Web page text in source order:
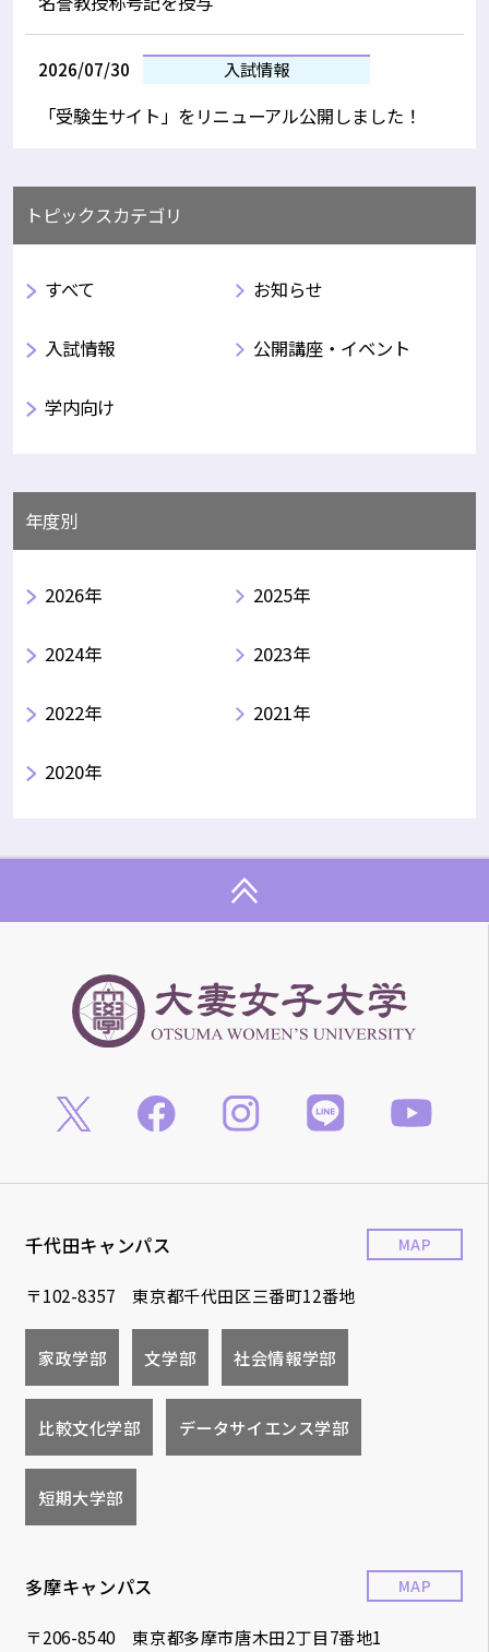
2026/07/30 入試情報
「受験生サイト」をリニューアル公開しました！
トピックスカテゴリ
すべて お知らせ
入試情報 公開講座・イベント
学内向け
年度別
2026年 2025年
2024年 2023年
2022年 2021年
2020年
千代田キャンパス
〒102-8357 東京都千代田区三番町12番地
MAP
家政学部 文学部 社会情報学部
比較文化学部 データサイエンス学部
短期大学部
多摩キャンパス
〒206-8540 東京都多摩市唐木田2丁目7番地1
MAP